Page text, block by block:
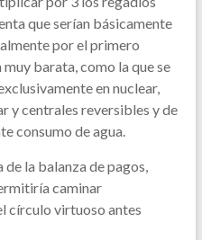
que serían básicamente
por el primero
barata, como la que se
en nuclear,
y centrales reversibles y de
consumo de agua.
la balanza de pagos,
caminar
círculo virtuoso antes